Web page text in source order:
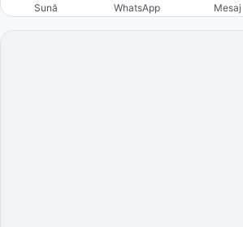
Sună WhatsApp Mesaj